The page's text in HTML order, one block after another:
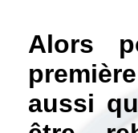
Alors
aussi